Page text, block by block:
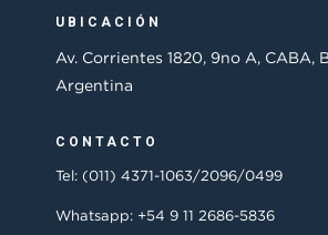
UBICACIÓN
Av. Corrientes 1820, 9no A, CABA,
Argentina
CONTACTO
Tel: (011) 4371-1063/2096/0499
Whatsapp: +54 9 11 2686-5836